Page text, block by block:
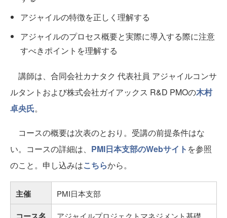
アジャイルの特徴を正しく理解する
アジャイルのプロセス概要と実際に導入する際に注意
すべきポイントを理解する
講師は、合同会社カナタク 代表社員 アジャイルコンサ
ルタントおよび株式会社ガイアックス R&D PMOの木村
卓央氏。
コースの概要は次表のとおり。受講の前提条件はな
い。コースの詳細は、 PMI日本支部のWebサイト を参照
のこと。申し込みはこちらから。
主催 PMI日本支部
アジャイルプロジェクトマネジメント基礎